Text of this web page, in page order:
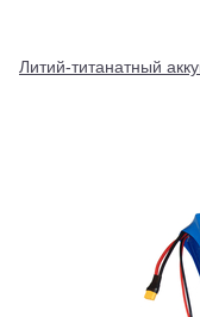
Литий-титанатный